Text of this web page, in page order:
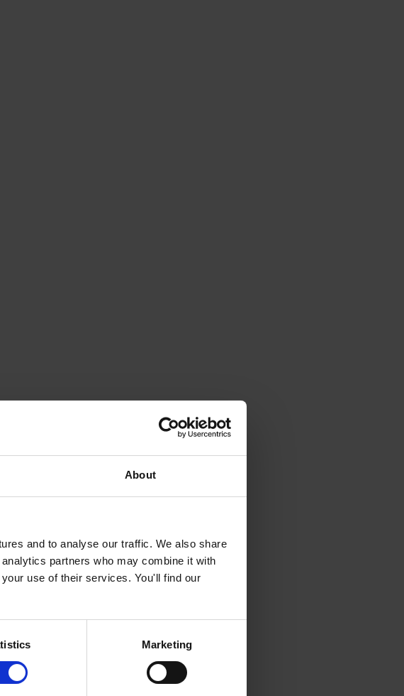
About
and to analyse our traffic. We also share
partners who may combine it with
use of their services. You'll find our
Marketing